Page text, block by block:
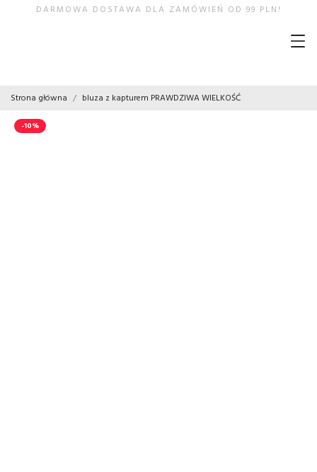
DARMOWA DOSTAWA DLA ZAMÓWIEŃ OD 99 PLN!
Strona główna bluza z kapturem PRAWDZIWA WIELKOŚĆ
-10%